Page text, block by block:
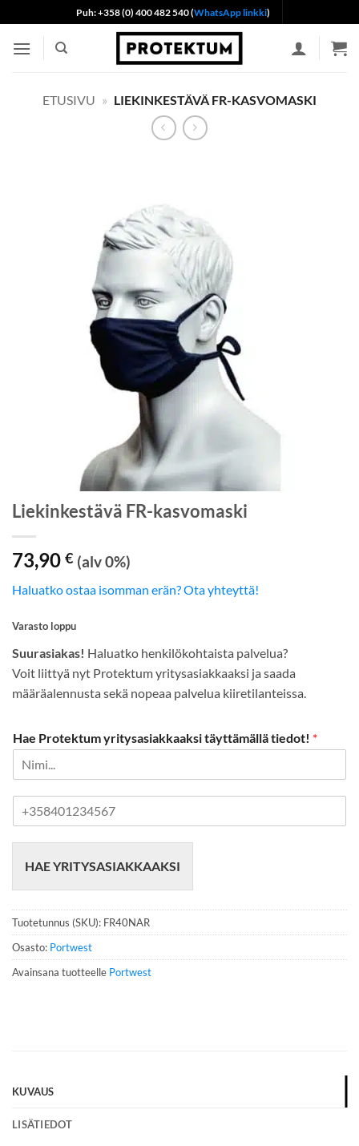
to
content
Puh: +358 (0) 400 482 540 (WhatsApp linkki)
ETUSIVU » LIEKINKESTÄVÄ FR-KASVOMASKI
Liekinkestävä FR-kasvomaski
73,90 € (alv 0%)
Haluatko ostaa isomman erän? Ota yhteyttä!
Varasto loppu
Suurasiakas! Haluatko henkilökohtaista palvelua?
Voit liittyä nyt Protektum yritysasiakkaaksi ja saada
määräalennusta sekä nopeaa palvelua kiiretilanteissa.
Hae Protektum yritysasiakkaaksi täyttämällä tiedot! *
n
u
m
e
r
HAE YRITYSASIAKKAAKSI
Tuotetunnus (SKU): FR40NAR
Osasto: Portwest
Avainsana tuotteelle Portwest
KUVAUS
LISÄTIEDOT